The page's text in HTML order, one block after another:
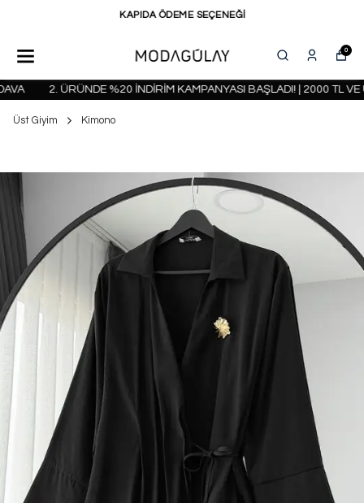
KAPIDA ÖDEME SEÇENEĞİ
0
2. ÜRÜNDE %20 İNDİRİM KAMPANYASI BAŞLADI! | 2000 TL VE
Üst Giyim Kimono